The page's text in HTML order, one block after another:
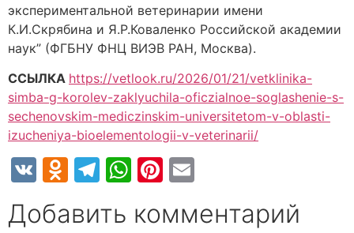
экспериментальной ветеринарии имени
К.И.Скрябина и Я.Р.Коваленко Российской академии
наук” (ФГБНУ ФНЦ ВИЭВ РАН, Москва).
ССЫЛКА https://vetlook.ru/2026/01/21/vetklinika-
simba-g-korolev-zaklyuchila-oficzialnoe-soglashenie-s-
sechenovskim-mediczinskim-universitetom-v-oblasti-
izucheniya-bioelementologii-v-veterinarii/
VK Odnoklassniki
Telegram
WhatsApp
Pinterest
Добавить комментарий